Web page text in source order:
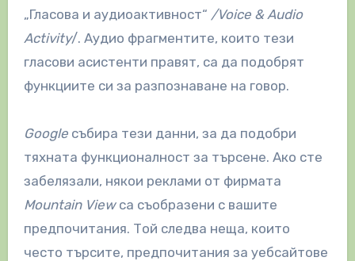
„Гласова и аудиоактивност“ /Voice & Audio
Activity/. Аудио фрагментите, които тези
гласови асистенти правят, са да подобрят
функциите си за разпознаване на говор.
Googleсъбира тези данни, за да подобри
тяхната функционалност за търсене. Ако сте
забелязали, някои реклами от фирмата
Mountain Viewса съобразени с вашите
предпочитания. Той следва неща, които
често търсите, предпочитания за уебсайтове